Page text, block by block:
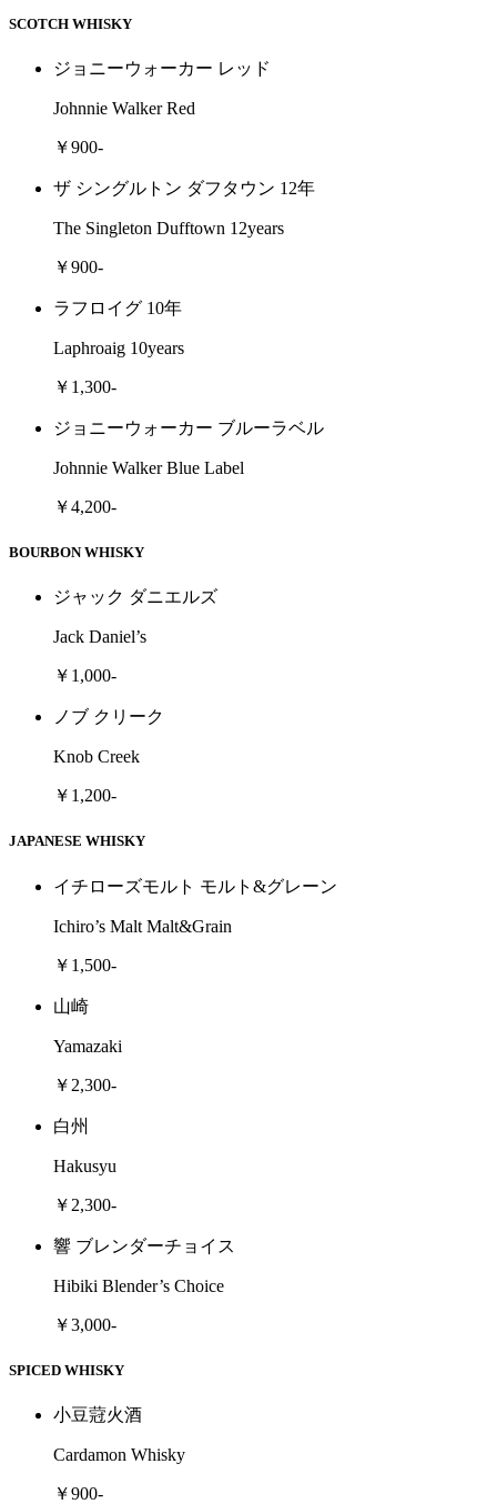
SCOTCH WHISKY
ジョニーウォーカー レッド
Johnnie Walker Red
￥900-
ザ シングルトン ダフタウン 12年
The Singleton Dufftown 12years
￥900-
ラフロイグ 10年
Laphroaig 10years
￥1,300-
ジョニーウォーカー ブルーラベル
Johnnie Walker Blue Label
￥4,200-
BOURBON WHISKY
ジャック ダニエルズ
Jack Daniel’s
￥1,000-
ノブ クリーク
Knob Creek
￥1,200-
JAPANESE WHISKY
イチローズモルト モルト&グレーン
Ichiro’s Malt Malt&Grain
￥1,500-
山崎
Yamazaki
￥2,300-
白州
Hakusyu
￥2,300-
響 ブレンダーチョイス
Hibiki Blender’s Choice
￥3,000-
SPICED WHISKY
小豆蒄火酒
Cardamon Whisky
￥900-